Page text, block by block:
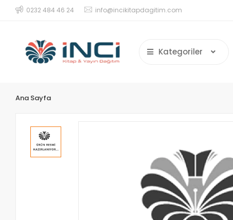
0232 484 46 24 info@incikitapdagitim.com
Kategoriler
Ana Sayfa